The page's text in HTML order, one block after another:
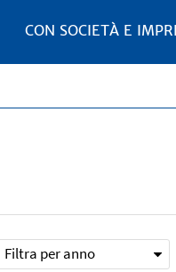
CON SOCIETÀ E
Filtra per anno